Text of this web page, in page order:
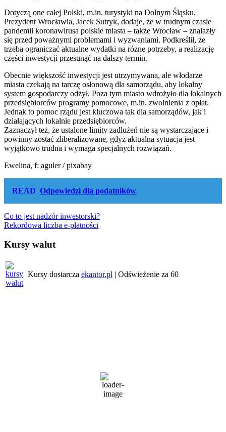
Dotyczą one całej Polski, m.in. turystyki na Dolnym Śląsku.
Prezydent Wrocławia, Jacek Sutryk, dodaje, że w trudnym czasie
pandemii koronawirusa polskie miasta – także Wrocław – znalazły
się przed poważnymi problemami i wyzwaniami. Podkreślił, że
trzeba ograniczać aktualne wydatki na różne potrzeby, a realizację
części inwestycji przesunąć na dalszy termin.
Obecnie większość inwestycji jest utrzymywana, ale włodarze
miasta czekają na tarczę osłonową dla samorządu, aby lokalny
system gospodarczy odżył. Poza tym miasto wdrożyło dla lokalnych
przedsiębiorców programy pomocowe, m.in. zwolnienia z opłat.
Jednak to pomoc rządu jest kluczowa tak dla samorządów, jak i
działających lokalnie przedsiębiorców.
Zaznaczył też, że ustalone limity zadłużeń nie są wystarczające i
powinny zostać zliberalizowane, gdyż aktualna sytuacja jest
wyjątkowo trudna i wymaga specjalnych rozwiązań.
Ewelina, f: aguler / pixabay
READ Odpowiedzi dla podatników
Nawigacja
wpisu
Co to jest nadzór inwestorski?
Rekordowa liczba e-płatności
Kursy walut
Kursy dostarcza ekantor.pl | Odświeżenie za 60
45 %
1022 mb